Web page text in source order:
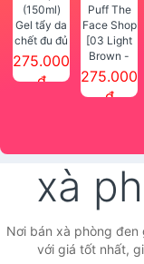
Gel tẩy da
chết đu đủ
SMART
PEELING
275.000
đ
[03 Light
Brown -
Nâu Sáng]
Phấn che
275.000
đ
xà
Nơi bán xà phòng
với giá tốt nhất,